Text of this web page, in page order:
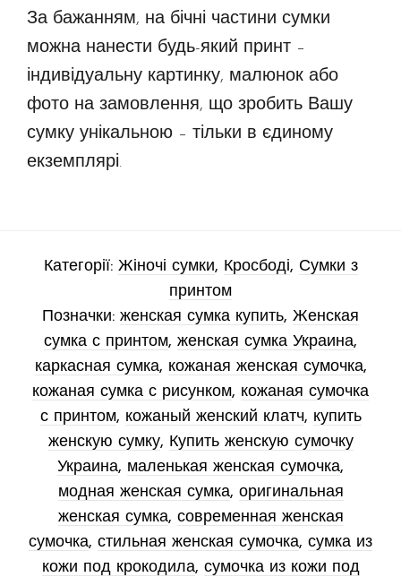
За бажанням, на бічні частини сумки
можна нанести будь-який принт –
індивідуальну картинку, малюнок або
фото на замовлення, що зробить Вашу
сумку унікальною – тільки в єдиному
екземплярі.
Категорії: Жіночі сумки, Кросбоді, Сумки з
принтом
Позначки: женская сумка купить, Женская
сумка с принтом, женская сумка Украина,
каркасная сумка, кожаная женская сумочка,
кожаная сумка с рисунком, кожаная сумочка
с принтом, кожаный женский клатч, купить
женскую сумку, Купить женскую сумочку
Украина, маленькая женская сумочка,
модная женская сумка, оригинальная
женская сумка, современная женская
сумочка, стильная женская сумочка, сумка из
кожи под крокодила, сумочка из кожи под